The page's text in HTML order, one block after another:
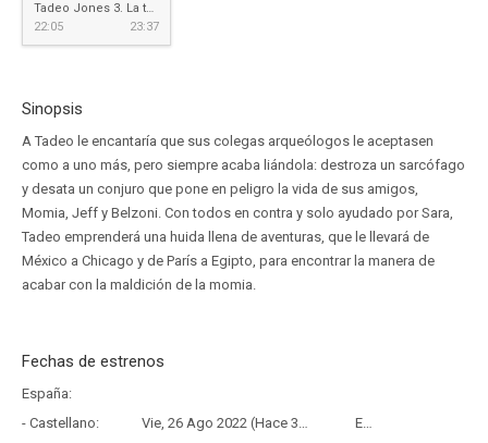
Tadeo Jones 3. La tabla esmeralda
22:05
23:37
Sinopsis
A Tadeo le encantaría que sus colegas arqueólogos le aceptasen
como a uno más, pero siempre acaba liándola: destroza un sarcófago
y desata un conjuro que pone en peligro la vida de sus amigos,
Momia, Jeff y Belzoni. Con todos en contra y solo ayudado por Sara,
Tadeo emprenderá una huida llena de aventuras, que le llevará de
México a Chicago y de París a Egipto, para encontrar la manera de
acabar con la maldición de la momia.
Fechas de estrenos
España:
- Castellano:
Vie, 26 Ago 2022 (Hace 3 años y 11 meses)
Estreno